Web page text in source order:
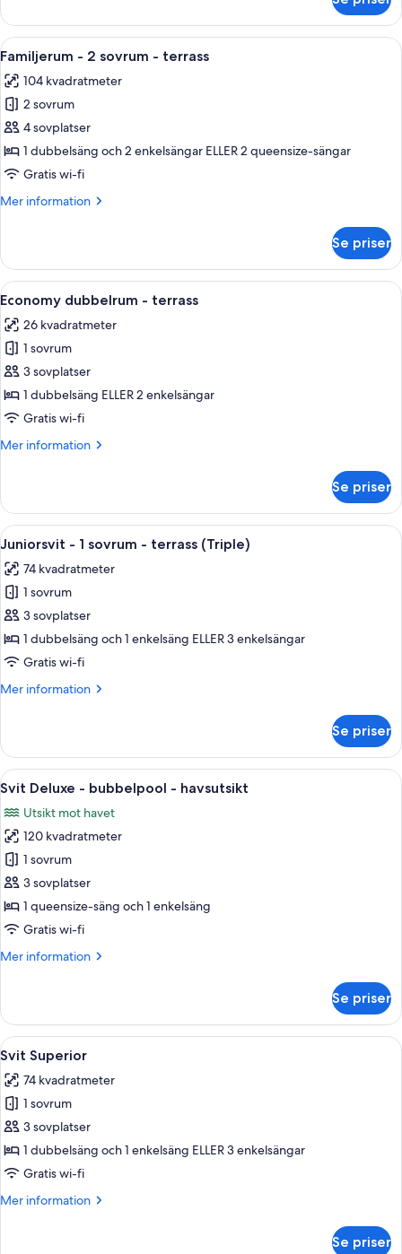
-
terrass
Öppna
alla
foton
för
Familjerum
-
2
-
Ett hotellrum med en stor säng, en
10
Familjerum - 2 sovrum - terrass
104 kvadratmeter
2 sovrum
4 sovplatser
1 dubbelsäng och 2 enkelsängar ELLER 2 queensize-sängar
Gratis wi-fi
Mer information
Mer
-
sovrum
terrass
Se priser
Öppna
alla
foton
för
Economy
dubbelrum
-
Ett rum med ett bord med
6
Economy dubbelrum - terrass
26 kvadratmeter
1 sovrum
3 sovplatser
1 dubbelsäng ELLER 2 enkelsängar
Gratis wi-fi
Mer information
Mer
dubbelrum
terrass
Se priser
Öppna
alla
foton
för
Juniorsvit
-
1
-
Ett modernt vardagsrum med en
9
Juniorsvit - 1 sovrum - terrass (Triple)
74 kvadratmeter
1 sovrum
3 sovplatser
1 dubbelsäng och 1 enkelsäng ELLER 3 enkelsängar
Gratis wi-fi
Mer information
Mer
-
sovrum
terrass
(Triple)
Se priser
Öppna
alla
foton
för
Svit
Deluxe
-
bubbelpool
havsutsikt
En snyggt bäddad säng med vita
6
Svit Deluxe - bubbelpool - havsutsikt
Utsikt mot havet
120 kvadratmeter
1 sovrum
3 sovplatser
1 queensize-säng och 1 enkelsäng
Gratis wi-fi
Mer information
Mer
Deluxe
bubbelpool
havsutsikt
Se priser
Öppna
alla
foton
för
Svit
Superior
En balkong med flätade stolar, ett
12
Svit Superior
74 kvadratmeter
1 sovrum
3 sovplatser
1 dubbelsäng och 1 enkelsäng ELLER 3 enkelsängar
Gratis wi-fi
Mer information
Mer
Se priser